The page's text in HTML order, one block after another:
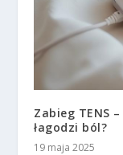
Zabieg TENS
łagodzi ból?
19 maja 2025